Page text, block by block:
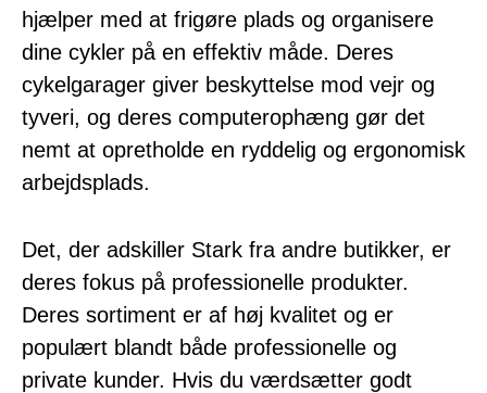
hjælper med at frigøre plads og organisere
dine cykler på en effektiv måde. Deres
cykelgarager giver beskyttelse mod vejr og
tyveri, og deres computerophæng gør det
nemt at opretholde en ryddelig og ergonomisk
arbejdsplads.
Det, der adskiller Stark fra andre butikker, er
deres fokus på professionelle produkter.
Deres sortiment er af høj kvalitet og er
populært blandt både professionelle og
private kunder. Hvis du værdsætter godt